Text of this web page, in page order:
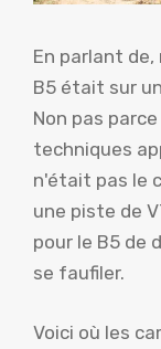
En parlant
B5 était sur
Non pas
techniques
n'était pas le
une piste de
pour le B5 de
se faufiler.
Voici où les